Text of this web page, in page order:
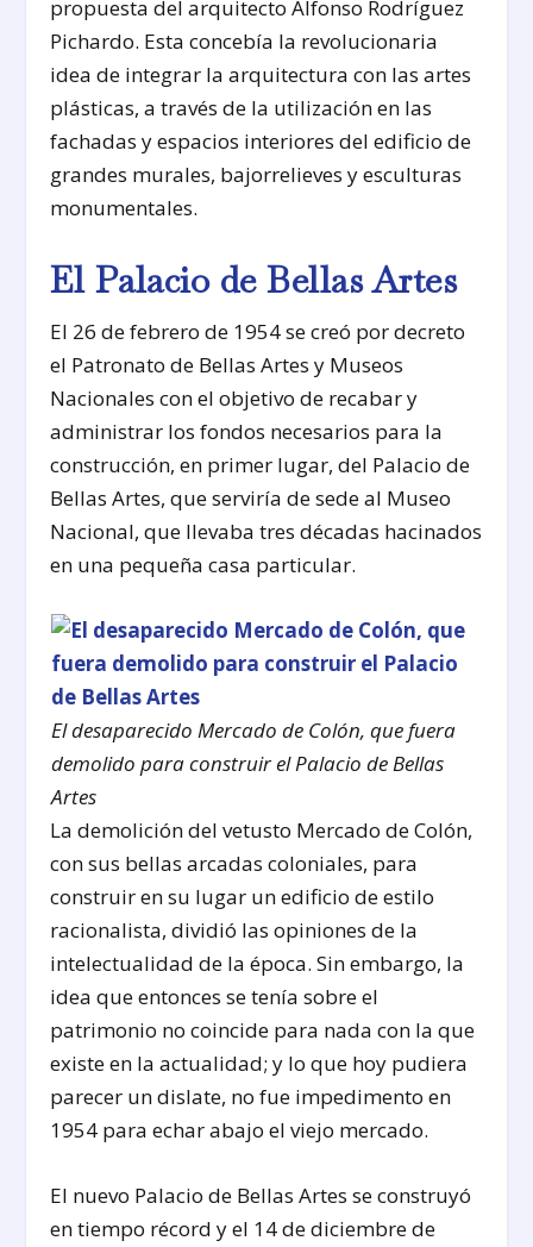
propuesta del arquitecto Alfonso Rodríguez
Pichardo. Esta concebía la revolucionaria
idea de integrar la arquitectura con las artes
plásticas, a través de la utilización en las
fachadas y espacios interiores del edificio de
grandes murales, bajorrelieves y esculturas
monumentales.
El Palacio de Bellas Artes
El 26 de febrero de 1954 se creó por decreto
el Patronato de Bellas Artes y Museos
Nacionales con el objetivo de recabar y
administrar los fondos necesarios para la
construcción, en primer lugar, del Palacio de
Bellas Artes, que serviría de sede al Museo
Nacional, que llevaba tres décadas hacinados
en una pequeña casa particular.
El desaparecido Mercado de Colón, que fuera
demolido para construir el Palacio de Bellas
Artes
La demolición del vetusto Mercado de Colón,
con sus bellas arcadas coloniales, para
construir en su lugar un edificio de estilo
racionalista, dividió las opiniones de la
intelectualidad de la época. Sin embargo, la
idea que entonces se tenía sobre el
patrimonio no coincide para nada con la que
existe en la actualidad; y lo que hoy pudiera
parecer un dislate, no fue impedimento en
1954 para echar abajo el viejo mercado.
El nuevo Palacio de Bellas Artes se construyó
en tiempo récord y el 14 de diciembre de